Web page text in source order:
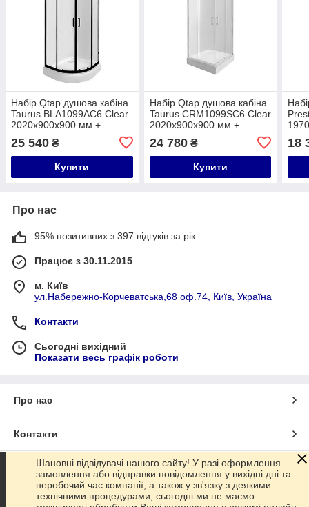
Набір Qtap душова кабіна
Taurus BLA1099AC6 Clear
2020x900x900 мм +
90x90x12 см з сифоном
25 540 ₴
Купити
Набір Qtap душова кабіна
Taurus CRM1099SC6 Clear
2020x900x900 мм +
90x90x12 см з сифоном
24 780₴
Купити
18
Про нас
95% позитивних з 397 відгуків за рік
Працює з 30.11.2015
м. Київ
ул.Набережно-Корчеватська,68 оф.74, Київ, Україна
Контакти
Сьогодні вихідний
Показати весь графік роботи
Про нас
Контакти
Доставка та оплата
Графік роботи
Шановні відвідувачі нашого сайту! У разі оформлення
замовлення або відправки повідомлення у вихідні дні та
неробочий час компанії, а також у зв'язку з деякими
технічними процедурами, сьогодні ми не маємо